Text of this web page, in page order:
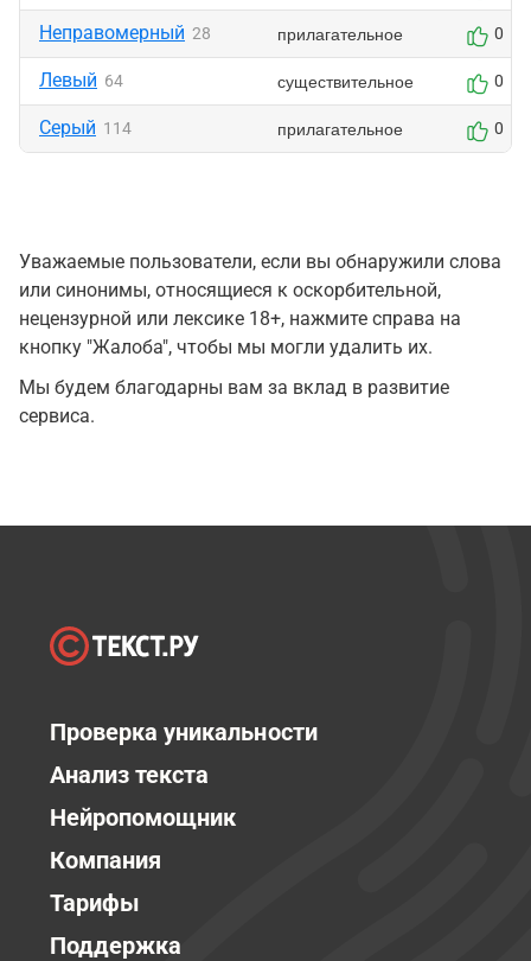
Неправомерный 28 прилагательное 0
Левый 64 существительное 0
Серый 114 прилагательное 0
Уважаемые пользователи, если вы обнаружили слова
или синонимы, относящиеся к оскорбительной,
нецензурной или лексике 18+, нажмите справа на
кнопку "Жалоба", чтобы мы могли удалить их.
Мы будем благодарны вам за вклад в развитие
сервиса.
Проверка уникальности
Анализ текста
Нейропомощник
Компания
Тарифы
Поддержка